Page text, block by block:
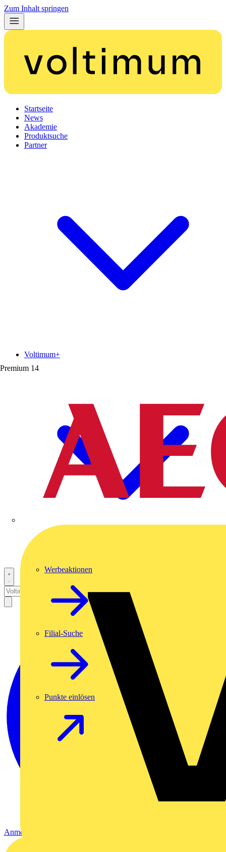
Zum Inhalt springen
Startseite
News
Akademie
Produktsuche
Partner
Premium 14
Voltimum+
Werbeaktionen
Filial-Suche
Punkte einlösen
Anmelden